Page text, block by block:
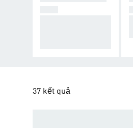
37 kết quả